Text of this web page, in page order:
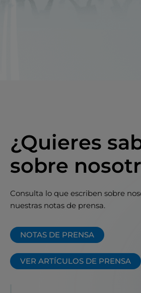
¿Quieres
sobre
Consulta lo que escriben sobre
nuestras notas de prensa.
NOTAS DE PRENSA
VER ARTÍCULOS DE PRENSA